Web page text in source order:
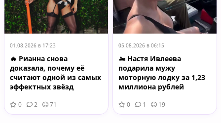
01.08.2026 в 17:23
🔥 Рианна снова
доказала, почему её
считают одной из самых
эффектных звёзд
0 2 71
05.08.2026 в 06:15
🚤 Настя Ивлеева
подарила мужу
моторную лодку за 1,23
миллиона рублей
0 1 19